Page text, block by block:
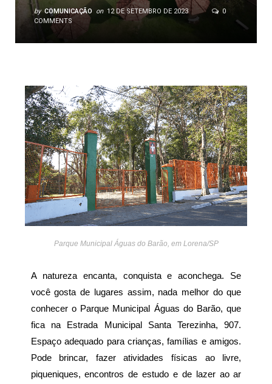
by COMUNICAÇÃO on 12 DE SETEMBRO DE 2023
0
COMMENTS
Parque Municipal Águas do Barão, em Lorena/SP
A natureza encanta, conquista e aconchega. Se
você gosta de lugares assim, nada melhor do que
conhecer o Parque Municipal Águas do Barão, que
fica na Estrada Municipal Santa Terezinha, 907.
Espaço adequado para crianças, famílias e amigos.
Pode brincar, fazer atividades físicas ao livre,
piqueniques, encontros de estudo e de lazer ao ar